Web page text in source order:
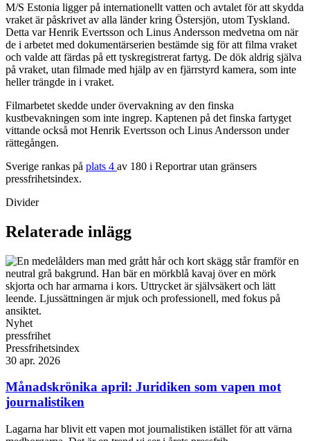
M/S Estonia ligger på internationellt vatten och avtalet för att skydda
vraket är påskrivet av alla länder kring Östersjön, utom Tyskland.
Detta var Henrik Evertsson och Linus Andersson medvetna om när
de i arbetet med dokumentärserien bestämde sig för att filma vraket
och valde att färdas på ett tyskregistrerat fartyg. De dök aldrig själva
på vraket, utan filmade med hjälp av en fjärrstyrd kamera, som inte
heller trängde in i vraket.
Filmarbetet skedde under övervakning av den finska
kustbevakningen som inte ingrep. Kaptenen på det finska fartyget
vittande också mot Henrik Evertsson och Linus Andersson under
rättegången.
Sverige rankas på plats 4 av 180 i Reportrar utan gränsers
pressfrihetsindex.
Divider
Relaterade inlägg
Nyhet
pressfrihet
Pressfrihetsindex
30 apr. 2026
Månadskrönika april: Juridiken som vapen mot
journalistiken
Lagarna har blivit ett vapen mot journalistiken istället för att värna